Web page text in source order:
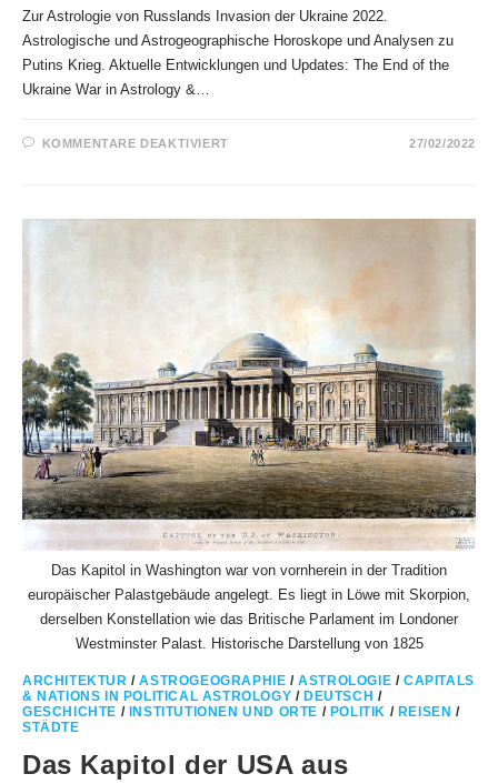
Zur Astrologie von Russlands Invasion der Ukraine 2022.
Astrologische und Astrogeographische Horoskope und Analysen zu
Putins Krieg. Aktuelle Entwicklungen und Updates: The End of the
Ukraine War in Astrology &…
KOMMENTARE DEAKTIVIERTFÜR
27/02/2022
Das Kapitol in Washington war von vornherein in der Tradition
europäischer Palastgebäude angelegt. Es liegt in Löwe mit Skorpion,
derselben Konstellation wie das Britische Parlament im Londoner
Westminster Palast. Historische Darstellung von 1825
ARCHITEKTUR /ASTROGEOGRAPHIE /ASTROLOGIE /CAPITALS
& NATIONS IN POLITICAL ASTROLOGY / DEUTSCH /
GESCHICHTE / INSTITUTIONEN UND ORTE / POLITIK / REISEN /
STÄDTE
Das Kapitol der USA aus